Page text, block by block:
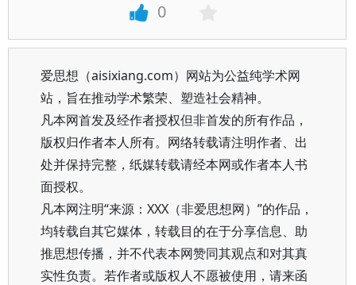
0
爱思想（aisixiang.com）网站为公益纯学术网
站，旨在推动学术繁荣、塑造社会精神。
凡本网首发及经作者授权但非首发的所有作品，
版权归作者本人所有。网络转载请注明作者、出
处并保持完整，纸媒转载请经本网或作者本人书
面授权。
凡本网注明“来源：XXX（非爱思想网）”的作品，
均转载自其它媒体，转载目的在于分享信息、助
推思想传播，并不代表本网赞同其观点和对其真
实性负责。若作者或版权人不愿被使用，请来函